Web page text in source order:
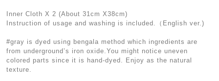
Inner Cloth X 2 (About 31cm X38cm)
Instruction of usage and washing is included.（English ver.)
#gray is dyed using bengala method which ingredients are
from underground’s iron oxide.You might notice uneven
colored parts since it is hand-dyed. Enjoy as the natural
texture.